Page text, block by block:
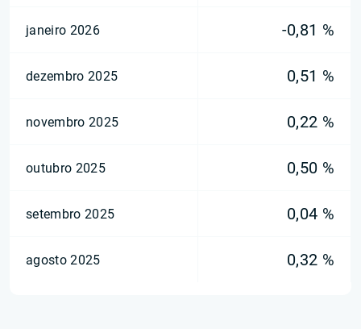
janeiro 2026 -0,81 %
dezembro 2025 0,51 %
novembro 2025 0,22 %
outubro 2025 0,50 %
setembro 2025 0,04 %
agosto 2025 0,32 %